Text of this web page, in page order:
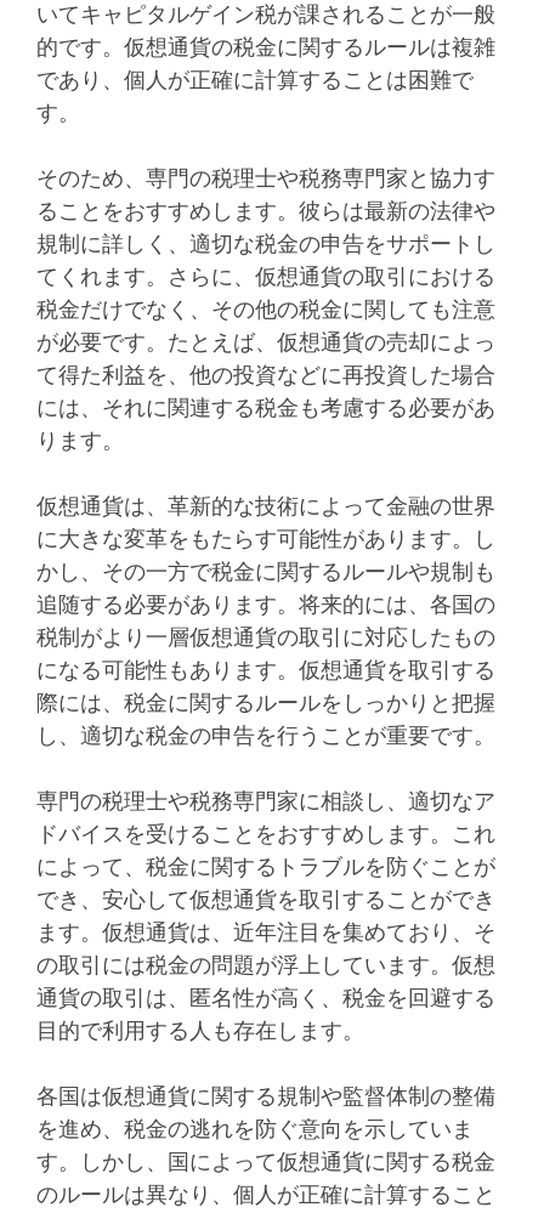
いてキャピタルゲイン税が課されることが一般
的です。仮想通貨の税金に関するルールは複雑
であり、個人が正確に計算することは困難で
す。
そのため、専門の税理士や税務専門家と協力す
ることをおすすめします。彼らは最新の法律や
規制に詳しく、適切な税金の申告をサポートし
てくれます。さらに、仮想通貨の取引における
税金だけでなく、その他の税金に関しても注意
が必要です。たとえば、仮想通貨の売却によっ
て得た利益を、他の投資などに再投資した場合
には、それに関連する税金も考慮する必要があ
ります。
仮想通貨は、革新的な技術によって金融の世界
に大きな変革をもたらす可能性があります。し
かし、その一方で税金に関するルールや規制も
追随する必要があります。将来的には、各国の
税制がより一層仮想通貨の取引に対応したもの
になる可能性もあります。仮想通貨を取引する
際には、税金に関するルールをしっかりと把握
し、適切な税金の申告を行うことが重要です。
専門の税理士や税務専門家に相談し、適切なア
ドバイスを受けることをおすすめします。これ
によって、税金に関するトラブルを防ぐことが
でき、安心して仮想通貨を取引することができ
ます。仮想通貨は、近年注目を集めており、そ
の取引には税金の問題が浮上しています。仮想
通貨の取引は、匿名性が高く、税金を回避する
目的で利用する人も存在します。
各国は仮想通貨に関する規制や監督体制の整備
を進め、税金の逃れを防ぐ意向を示していま
す。しかし、国によって仮想通貨に関する税金
のルールは異なり、個人が正確に計算すること